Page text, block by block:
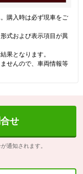
購入時は必ず現車をご
式および表示項目が異
果となります。
せんので、車両情報等
せ
通知されます。